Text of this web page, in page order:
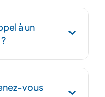
à un
acquisition, mise
vous